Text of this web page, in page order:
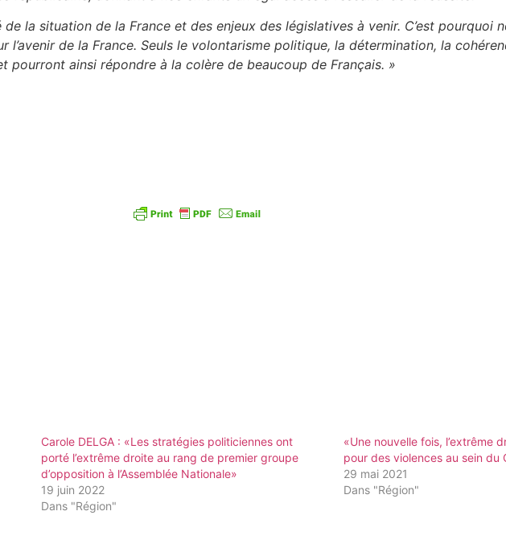
la situation de la France et des enjeux des législatives à venir. C’est pourquoi
de la France. Seuls le volontarisme politique, la détermination, la
pourront ainsi répondre à la colère de beaucoup de Français. »
Carole DELGA : «Les stratégies politiciennes ont
porté l’extrême droite au rang de premier groupe
d’opposition à l’Assemblée Nationale»
19 juin 2022
Dans "Région"
«Une nouvelle fois, l’extrême
pour des violences au sein du
29 mai 2021
Dans "Région"